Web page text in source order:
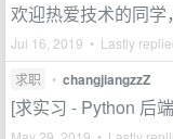
欢迎热爱技术的同
Jul 16, 2019 • Lastly
求职 • changjiangzzZ
[求实习 - Python 后